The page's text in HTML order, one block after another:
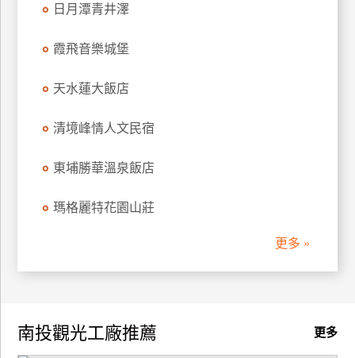
飯
作
日月潭青井澤
霞飛音樂城堡
天水蓮大飯店
清境峰情人文民宿
東埔勝華溫泉飯店
瑪格麗特花園山莊
更多 »
更多
南投觀光工廠推薦